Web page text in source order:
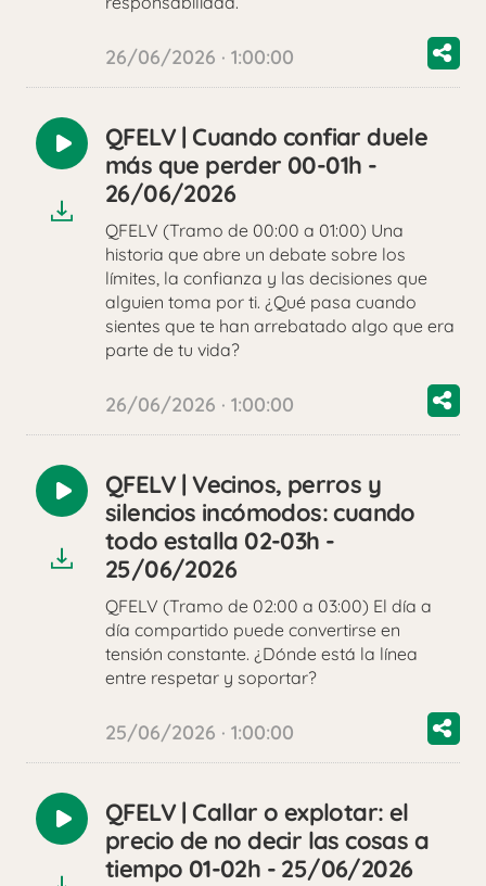
26/06/2026 · 1:00:00
Reproducir
audio
QFELV | Cuando confiar duele
más que perder 00-01h -
26/06/2026
QFELV (Tramo de 00:00 a 01:00) Una
historia que abre un debate sobre los
límites, la confianza y las decisiones que
alguien toma por ti. ¿Qué pasa cuando
sientes que te han arrebatado algo que era
parte de tu vida?
26/06/2026 · 1:00:00
Reproducir
audio
QFELV | Vecinos, perros y
silencios incómodos: cuando
todo estalla 02-03h -
25/06/2026
QFELV (Tramo de 02:00 a 03:00) El día a
día compartido puede convertirse en
tensión constante. ¿Dónde está la línea
entre respetar y soportar?
25/06/2026 · 1:00:00
Reproducir
audio
QFELV | Callar o explotar: el
precio de no decir las cosas a
tiempo 01-02h - 25/06/2026